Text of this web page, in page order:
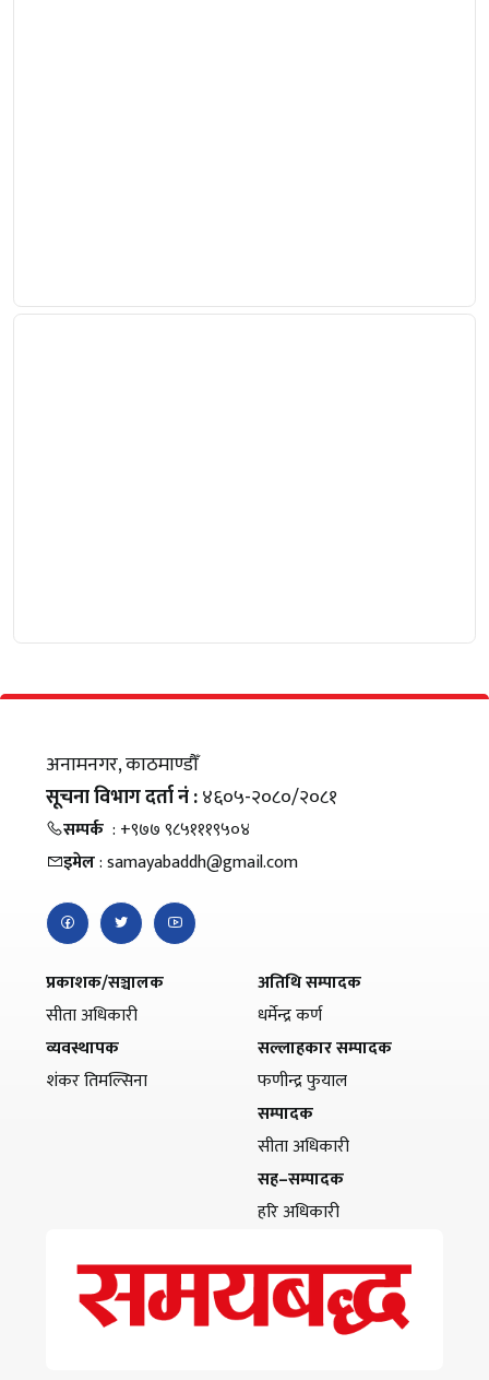
अनामनगर, काठमाण्डौँ
सूचना विभाग दर्ता नं :४६०५-२०८०/२०८१
सम्पर्क : +९७७ ९८५१११९५०४
इमेल: samayabaddh@gmail.com
प्रकाशक/सञ्चालक
सीता अधिकारी
व्यवस्थापक
शंकर तिमल्सिना
अतिथि सम्पादक
धर्मेन्द्र कर्ण
सल्लाहकार सम्पादक
फणीन्द्र फुयाल
सम्पादक
सीता अधिकारी
सह–सम्पादक
हरि अधिकारी